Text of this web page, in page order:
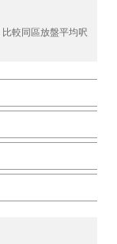
比較同區放盤平均呎